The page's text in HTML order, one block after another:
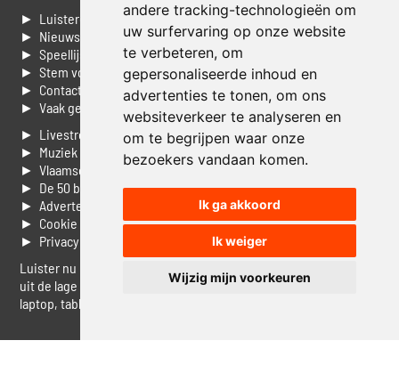
andere tracking-technologieën om
uw surfervaring op onze website
te verbeteren, om
gepersonaliseerde inhoud en
advertenties te tonen, om ons
websiteverkeer te analyseren en
om te begrijpen waar onze
bezoekers vandaan komen.
Ik ga akkoord
Ik weiger
Wijzig mijn voorkeuren
► Luisteren naar Jouwradio
► Nieuws
► Speellijst
► Stem voor de Dag top 3
► Contacteer ons
► Vaak gestelde vragen
► Livestream informatie
► Muziek opzoeken
► Vlaamse 100 Aller tijden
► De 50 beste van...
► Adverteren op Jouwradio
► Cookie voorkeuren wijzigen
► Privacyinformatie
Luister nu naar Jouwradio! De beste Nederlandstalige muziek
uit de lage landen hoor je hier al 20 jaar. In digitale kwaliteit op je
laptop, tablet of smartphone.